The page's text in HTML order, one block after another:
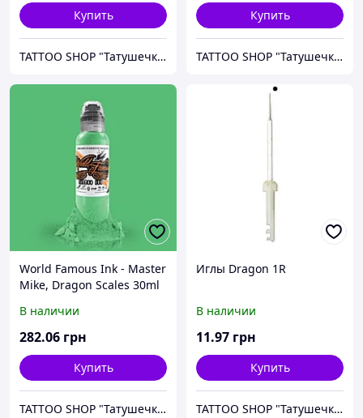
Купить
TATTOO SHOP "Татушечка" Молдова
Купить
TATTOO SHOP "Татушечка" Молдова
World Famous Ink - Master
Mike, Dragon Scales 30ml
В наличии
282.06 грн
Купить
TATTOO SHOP "Татушечка" Молдова
Иглы Dragon 1R
В наличии
11.97 грн
Купить
TATTOO SHOP "Татушечка" Молдова